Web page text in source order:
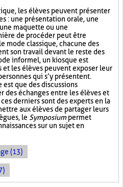
les élèves peuvent présenter
: une présentation orale, une
maquette ou une
de procéder peut être
mode classique, chacune des
son travail devant le reste des
informel, un kiosque est
et les élèves peuvent exposer leur
qui s’y présentent.
est que des discussions
des échanges entre les élèves et
derniers sont des experts en la
aux élèves de partager leurs
le Symposiumpermet
sur un sujet en
(13)